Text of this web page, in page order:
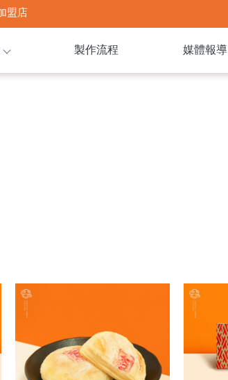
製作流程 媒體報導